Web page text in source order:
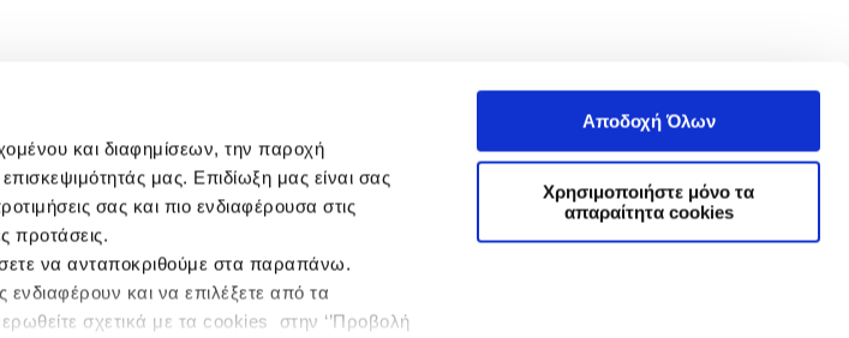
και διαφημίσεων, την παροχή
μας. Επιδίωξη μας είναι σας
σας και πιο ενδιαφέρουσα στις
προτάσεις.
να ανταποκριθούμε στα παραπάνω.
και να επιλέξετε από τα
σχετικά με τα cookies στην ‘’Προβολή
Αποδοχή Όλων
Χρησιμοποιήστε μόνο τα
απαραίτητα cookies